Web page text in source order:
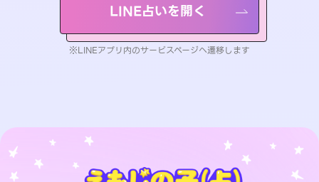
LINE占いを開く
※LINEアプリ内のサービスページへ遷移します